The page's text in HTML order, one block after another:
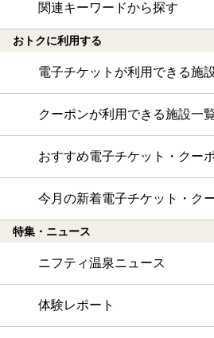
関連キーワードから探す
おトクに利用する
電子チケットが利用できる施
クーポンが利用できる施設一
おすすめ電子チケット・クー
今月の新着電子チケット・ク
特集・ニュース
ニフティ温泉ニュース
体験レポート